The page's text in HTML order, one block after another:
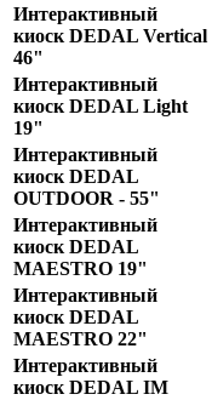
Интерактивный
киоск DEDAL Vertical
46"
Интерактивный
киоск DEDAL Light
19"
Интерактивный
киоск DEDAL
OUTDOOR - 55"
Интерактивный
киоск DEDAL
MAESTRO 19"
Интерактивный
киоск DEDAL
MAESTRO 22"
Интерактивный
киоск DEDAL IM